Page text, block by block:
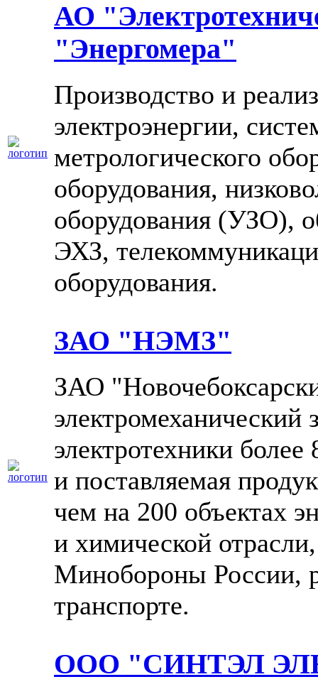
АО
"Энергомера"
Производство и
электроэнергии,
метрологического
оборудования,
оборудования (УЗО),
ЭХЗ,
оборудования.
ЗАО "НЭМЗ"
ЗАО
электромеханический
электротехники
и поставляемая
чем на 200 объектах
и химической
Минобороны России,
транспорте.
ООО "СИНТЭЛ